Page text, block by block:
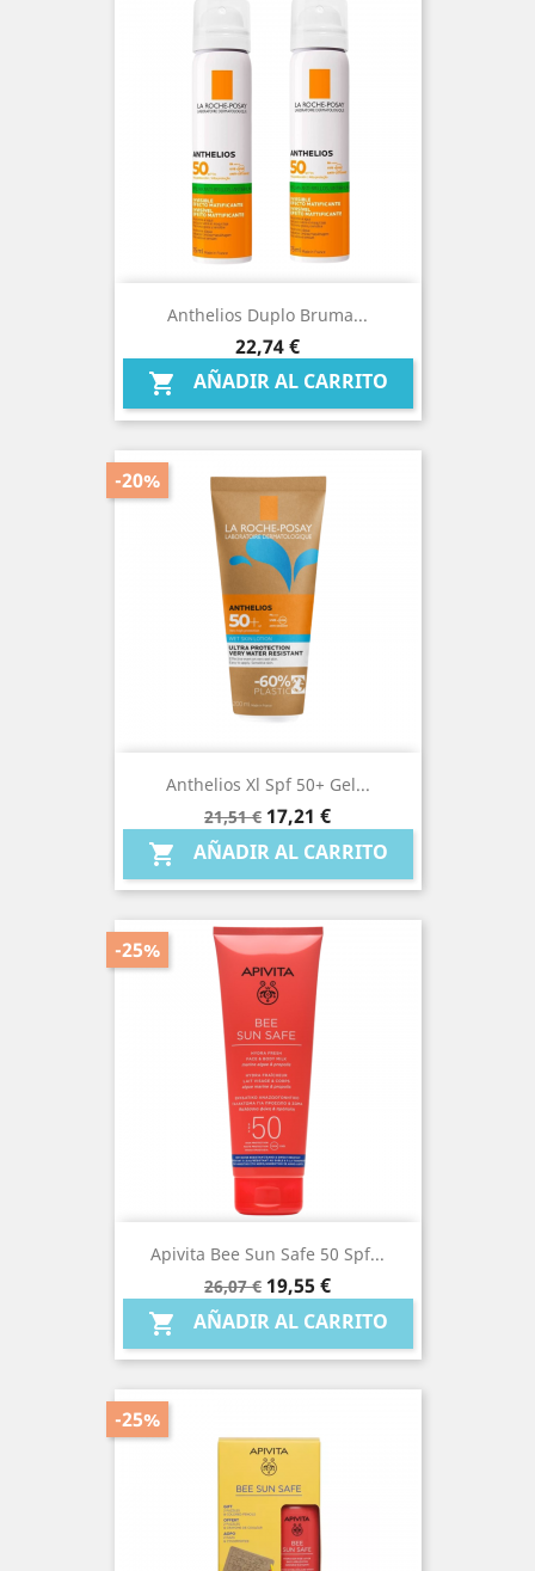
Anthelios Duplo Bruma...
Precio
22,74 €
 AÑADIR AL CARRITO
Anthelios Xl Spf 50+ Gel...
Precio
base
21,51 €
-20%
Precio
17,21 €
 AÑADIR AL CARRITO
Apivita Bee Sun Safe 50 Spf...
Precio
base
26,07 €
-25%
Precio
19,55 €
 AÑADIR AL CARRITO
-25%